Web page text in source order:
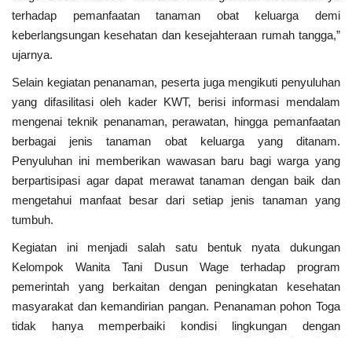
terhadap pemanfaatan tanaman obat keluarga demi
keberlangsungan kesehatan dan kesejahteraan rumah tangga,”
ujarnya.
Selain kegiatan penanaman, peserta juga mengikuti penyuluhan
yang difasilitasi oleh kader KWT, berisi informasi mendalam
mengenai teknik penanaman, perawatan, hingga pemanfaatan
berbagai jenis tanaman obat keluarga yang ditanam.
Penyuluhan ini memberikan wawasan baru bagi warga yang
berpartisipasi agar dapat merawat tanaman dengan baik dan
mengetahui manfaat besar dari setiap jenis tanaman yang
tumbuh.
Kegiatan ini menjadi salah satu bentuk nyata dukungan
Kelompok Wanita Tani Dusun Wage terhadap program
pemerintah yang berkaitan dengan peningkatan kesehatan
masyarakat dan kemandirian pangan. Penanaman pohon Toga
tidak hanya memperbaiki kondisi lingkungan dengan